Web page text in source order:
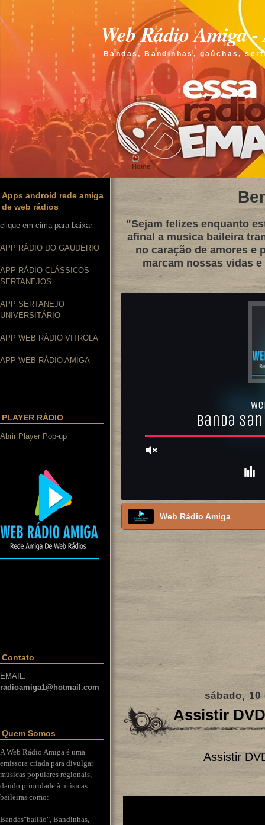
Web Rádio Amiga
Bandas, Bandinhas, gaúchas,
Home
Apps android rede amiga
de web rádios
clique em cima para baixar
APP RÁDIO DO GAUDÉRIO
APP RÁDIO CLÁSSICOS
SERTANEJOS
APP SERTANEJO
UNIVERSITÁRIO
APP WEB RÁDIO VITROLA
APP WEB RÁDIO AMIGA
PLAYER RÁDIO
Abrir Player Pop-up
Contato
EMAIL:
radioamiga1@hotmail.com
Quem Somos
A Web Rádio Amiga é uma
emissora criada para divulgar
músicas populares regionais,
dando prioridade à músicas
baileiras como:
Bandas"bailão", Bandinhas,
"Sejam felizes enquanto
afinal a musica baileira
no caração de amores e
marcam nossas vidas
Web Rádio Amiga
sábado, 10
Assistir
Assistir